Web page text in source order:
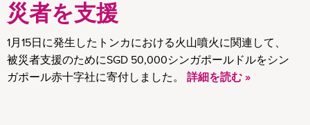
災者を支援
1月15日に発生したトンカにおける火山噴火に関連して、
被災者支援のためにSGD 50,000シンガポールドルをシン
ガポール赤十字社に寄付しました。 詳細を読む »